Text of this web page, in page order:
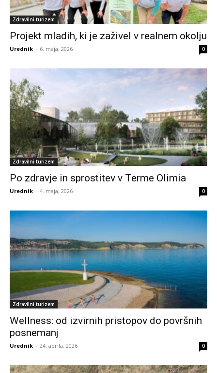
Zdravilni turizem
Projekt mladih, ki je zaživel v realnem okolju
Urednik - 6. maja, 2026 0
Zdravilni turizem
Po zdravje in sprostitev v Terme Olimia
Urednik - 4. maja, 2026 0
Zdravilni turizem
Wellness: od izvirnih pristopov do površnih
posnemanj
Urednik - 24. aprila, 2026 0